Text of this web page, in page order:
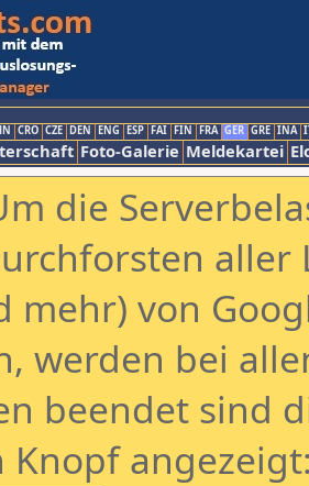
CRO CZE DEN ENG ESP FAI FIN FRA GER GRE INA
Foto-Galerie Meldekartei
die
aller
mehr) von
werden bei
beendet sind